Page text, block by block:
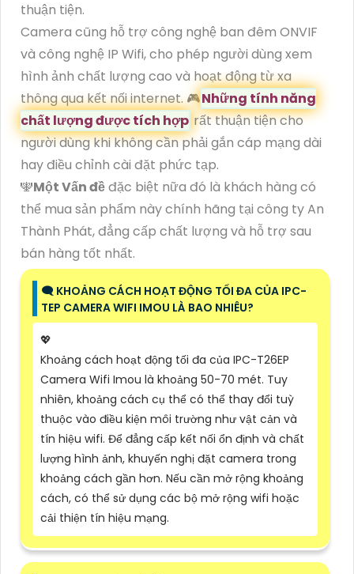
thuận tiện.
Camera cũng hỗ trợ công nghệ ban đêm ONVIF
và công nghệ IP Wifi, cho phép người dùng xem
hình ảnh chất lượng cao và hoạt động từ xa
thông qua kết nối internet. 🎮Những tính năng
chất lượng được tích hợp rất thuận tiện cho
người dùng khi không cần phải gắn cáp mạng dài
hay điều chỉnh cài đặt phức tạp.
🕎Một Vấn đềđặc biệt nữa đó là khách hàng có
thể mua sản phẩm này chính hãng tại công ty An
Thành Phát, đẳng cấp chất lượng và hỗ trợ sau
bán hàng tốt nhất.
🗨️ KHOẢNG CÁCH HOẠT ĐỘNG TỐI ĐA CỦA IPC-
TEP CAMERA WIFI IMOU LÀ BAO NHIÊU?
💖
Khoảng cách hoạt động tối đa của IPC-T26EP
Camera Wifi Imou là khoảng 50-70 mét. Tuy
nhiên, khoảng cách cụ thể có thể thay đổi tuỳ
thuộc vào điều kiện môi trường như vật cản và
tín hiệu wifi. Để đẳng cấp kết nối ổn định và chất
lượng hình ảnh, khuyến nghị đặt camera trong
khoảng cách gần hơn. Nếu cần mở rộng khoảng
cách, có thể sử dụng các bộ mở rộng wifi hoặc
cải thiện tín hiệu mạng.